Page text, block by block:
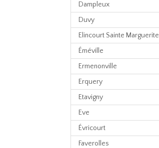
Dampleux
Duvy
Elincourt Sainte Marguerite
Éméville
Ermenonville
Erquery
Etavigny
Eve
Évricourt
Faverolles